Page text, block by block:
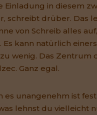
Einladung in diesem
schreibt drüber. Das
von Schreib alles
Es kann natürlich
wenig. Das Zentrum
Ganz egal.
es unangenehm ist
lehnst du vielleicht